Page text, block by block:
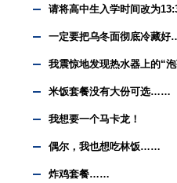
请将高中生入学时间改为
一定要把乌冬面彻底冷藏
我震惊地发现热水器上的“
米饭套餐没有大份可选……
我想要一个马卡龙！
偶尔，我也想吃林饭……
炸鸡套餐……